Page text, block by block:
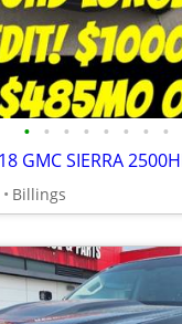
• • • • • • • •
Billings